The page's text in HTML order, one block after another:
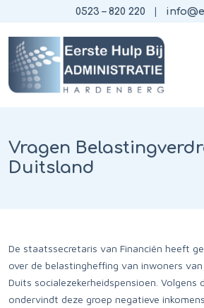
0523 – 820 220
Vragen
Duitsland
De staatssecretaris van Financiën heeft
over de belastingheffing van inwoners
Duits socialezekerheidspensioen. Volgens
ondervindt deze groep negatieve